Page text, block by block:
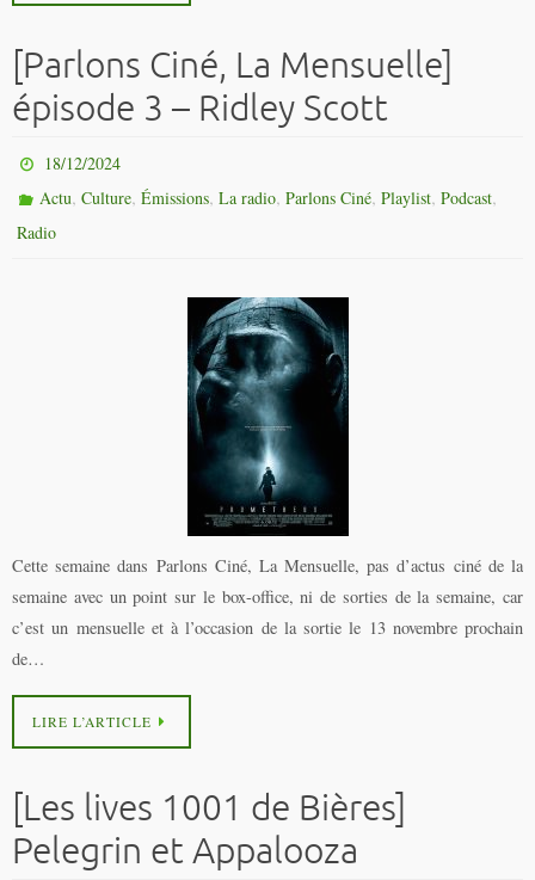
[Parlons Ciné, La Mensuelle]
épisode 3 – Ridley Scott
18/12/2024
Actu,Culture,Émissions,La radio,Parlons Ciné,Playlist,Podcast,
Radio
Cette semaine dans Parlons Ciné, La Mensuelle, pas d’actus ciné de la
semaine avec un point sur le box-office, ni de sorties de la semaine, car
c’est un mensuelle et à l’occasion de la sortie le 13 novembre prochain
de…
LIRE L’ARTICLE
[Les lives 1001 de Bières]
Pelegrin et Appalooza